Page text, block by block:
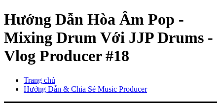
Hướng Dẫn Hòa Âm Pop -
Mixing Drum Với JJP Drums -
Vlog Producer #18
Trang chủ
Hướng Dẫn & Chia Sẻ Music Producer